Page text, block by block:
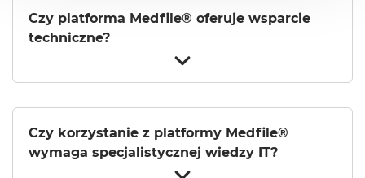
Czy platforma Medfile® oferuje wsparcie
techniczne?
Czy korzystanie z platformy Medfile®
wymaga specjalistycznej wiedzy IT?